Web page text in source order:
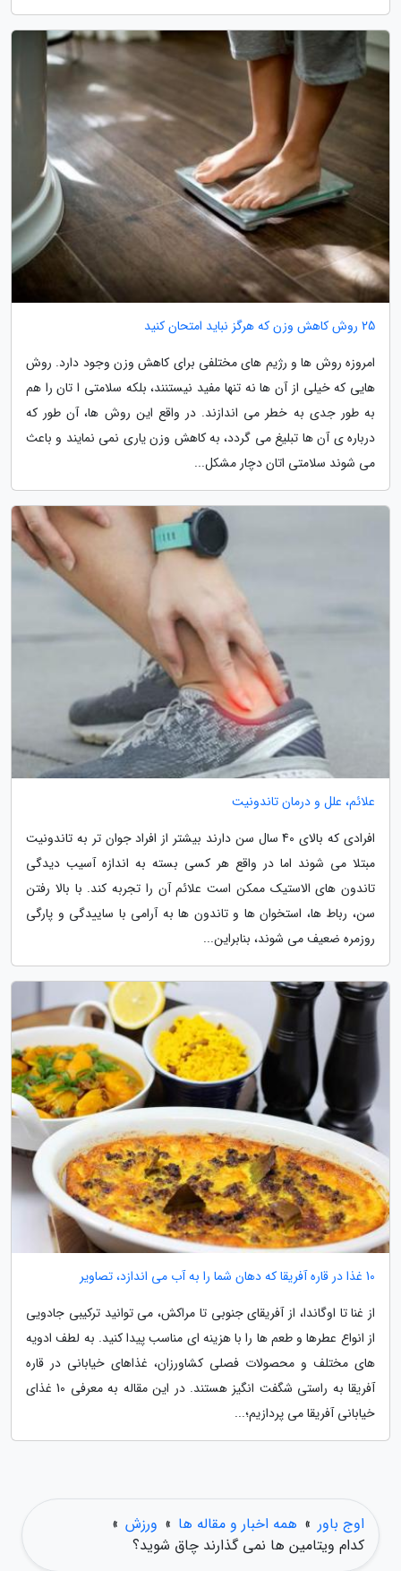
25 روش کاهش وزن که هرگز نباید امتحان کنید
امروزه روش ها و رژیم های مختلفی برای کاهش وزن وجود دارد. روش
هایی که خیلی از آن ها نه تنها مفید نیستنند، بلکه سلامتی ا تان را هم
به طور جدی به خطر می اندازند. در واقع این روش ها، آن طور که
درباره ی آن ها تبلیغ می گردد، به کاهش وزن یاری نمی نمایند و باعث
می شوند سلامتی اتان دچار مشکل...
علائم، علل و درمان تاندونیت
افرادی که بالای 40 سال سن دارند بیشتر از افراد جوان تر به تاندونیت
مبتلا می شوند اما در واقع هر کسی بسته به اندازه آسیب دیدگی
تاندون های الاستیک ممکن است علائم آن را تجربه کند. با بالا رفتن
سن، رباط ها، استخوان ها و تاندون ها به آرامی با ساییدگی و پارگی
روزمره ضعیف می شوند، بنابراین...
10 غذا در قاره آفریقا که دهان شما را به آب می اندازد، تصاویر
از غنا تا اوگاندا، از آفریقای جنوبی تا مراکش، می توانید ترکیبی جادویی
از انواع عطرها و طعم ها را با هزینه ای مناسب پیدا کنید. به لطف ادویه
های مختلف و محصولات فصلی کشاورزان، غذاهای خیابانی در قاره
آفریقا به راستی شگفت انگیز هستند. در این مقاله به معرفی 10 غذای
خیابانی آفریقا می پردازیم؛...
اوج باور » همه اخبار و مقاله ها » ورزش »
کدام ویتامین ها نمی گذارند چاق شوید؟